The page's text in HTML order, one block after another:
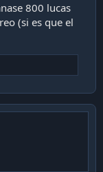
800 lucas
(si es que el